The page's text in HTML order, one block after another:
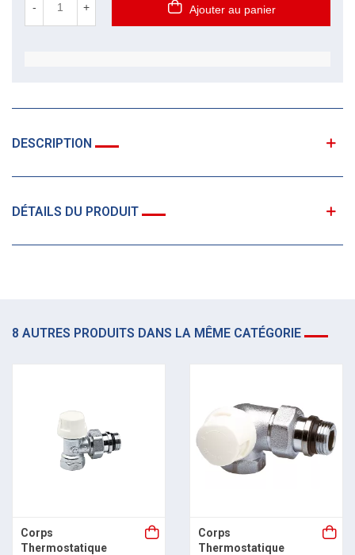
- + Ajouter au panier
DESCRIPTION
DÉTAILS DU PRODUIT
8 AUTRES PRODUITS DANS LA MÊME CATÉGORIE
Corps
Thermostatique
Corps
Thermostatique